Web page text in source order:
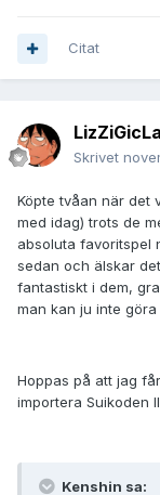
Citat
Skrivet
Köpte tvåan när det
med idag) trots de
absoluta favoritspel
sedan och älskar
fantastiskt i dem,
man kan ju inte
Hoppas på att jag
importera Suikoden
Kenshin sa: